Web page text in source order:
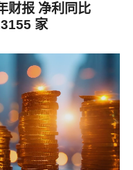
财报 净利同比
家